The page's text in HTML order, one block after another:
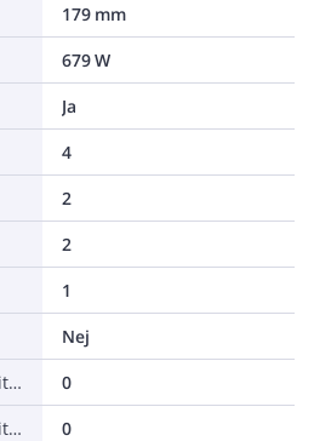
179 mm
679 W
Ja
4
2
2
1
Nej
Antal hårdvarugränssnitt industri-Ethernet
0
Antal hårdvarugränssnitt RS-232
0